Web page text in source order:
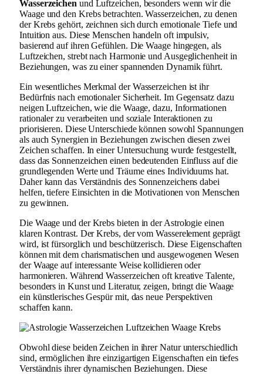
Wasserzeichen und Luftzeichen, besonders wenn wir die
Waage und den Krebs betrachten. Wasserzeichen, zu denen
der Krebs gehört, zeichnen sich durch emotionale Tiefe und
Intuition aus. Diese Menschen handeln oft impulsiv,
basierend auf ihren Gefühlen. Die Waage hingegen, als
Luftzeichen, strebt nach Harmonie und Ausgeglichenheit in
Beziehungen, was zu einer spannenden Dynamik führt.
Ein wesentliches Merkmal der Wasserzeichen ist ihr
Bedürfnis nach emotionaler Sicherheit. Im Gegensatz dazu
neigen Luftzeichen, wie die Waage, dazu, Informationen
rationaler zu verarbeiten und soziale Interaktionen zu
priorisieren. Diese Unterschiede können sowohl Spannungen
als auch Synergien in Beziehungen zwischen diesen zwei
Zeichen schaffen. In einer Untersuchung wurde festgestellt,
dass das Sonnenzeichen einen bedeutenden Einfluss auf die
grundlegenden Werte und Träume eines Individuums hat.
Daher kann das Verständnis des Sonnenzeichens dabei
helfen, tiefere Einsichten in die Motivationen von Menschen
zu gewinnen.
Die Waage und der Krebs bieten in der Astrologie einen
klaren Kontrast. Der Krebs, der vom Wasserelement geprägt
wird, ist fürsorglich und beschützerisch. Diese Eigenschaften
können mit dem charismatischen und ausgewogenen Wesen
der Waage auf interessante Weise kollidieren oder
harmonieren. Während Wasserzeichen oft kreative Talente,
besonders in Kunst und Literatur, zeigen, bringt die Waage
ein künstlerisches Gespür mit, das neue Perspektiven
schaffen kann.
Obwohl diese beiden Zeichen in ihrer Natur unterschiedlich
sind, ermöglichen ihre einzigartigen Eigenschaften ein tiefes
Verständnis ihrer dynamischen Beziehungen. Diese